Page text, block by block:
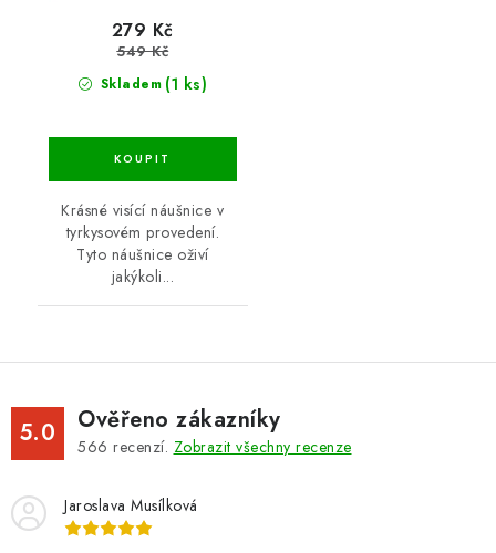
Skladem (1 ks)
279 Kč
549 Kč
Krásné visící náušnice v
tyrkysovém provedení.
Tyto náušnice oživí
jakýkoli...
5.0 Ověřeno zákazníky
566 recenzí. Zobrazit všechny recenze
Jaroslava Musílková